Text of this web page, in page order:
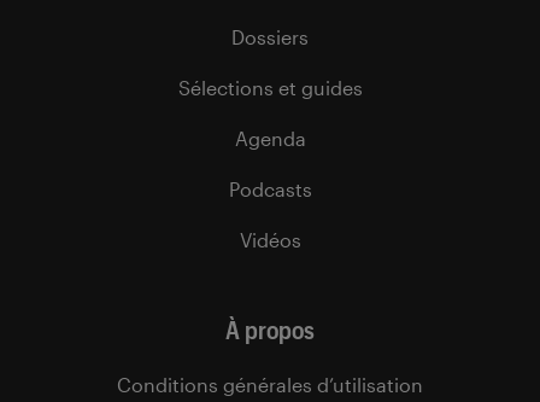
Dossiers
Sélections et guides
Agenda
Podcasts
Vidéos
À propos
Conditions générales d’utilisation